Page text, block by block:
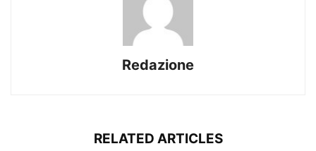
Redazione
RELATED ARTICLES